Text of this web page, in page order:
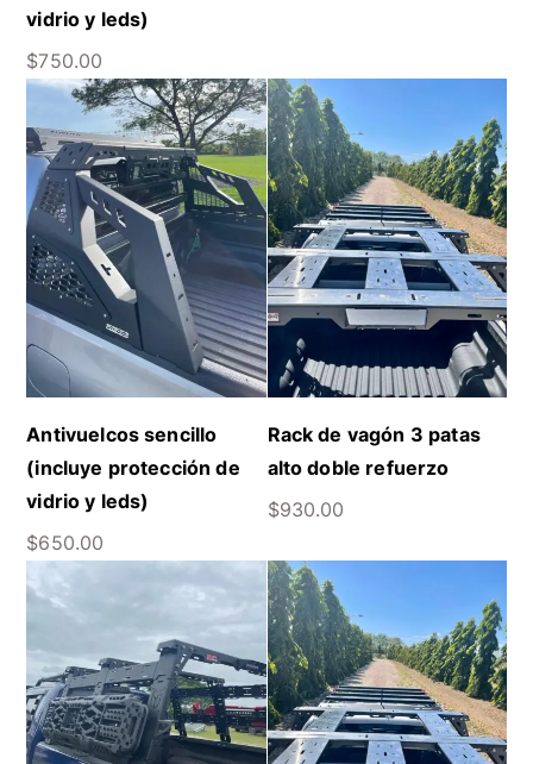
vidrio y leds)
$750.00
Antivuelcos sencillo
(incluye protección de
vidrio y leds)
$650.00
Rack de vagón 3 patas
alto doble refuerzo
$930.00